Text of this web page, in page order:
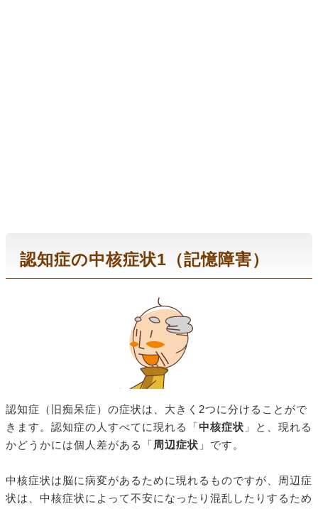
認知症の中核症状1（記憶障害）
認知症（旧痴呆症）の症状は、大きく2つに分けることがで
きます。認知症の人すべてに現れる「中核症状 」と、現れる
かどうかには個人差がある「 周辺症状 」です。
中核症状は脳に病変があるために現れるものですが、周辺症
状は、中核症状によって不安になったり混乱したりするため